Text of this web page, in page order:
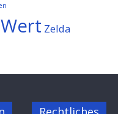
Wert Zelda